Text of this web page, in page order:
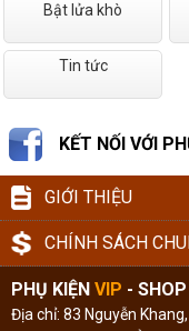
Bật lửa khò
Tin tức
KẾT NỐI VỚI
GIỚI THIỆU
CHÍNH SÁCH
PHỤ KIỆN VIP -
Địa chỉ: 83 Nguyễn